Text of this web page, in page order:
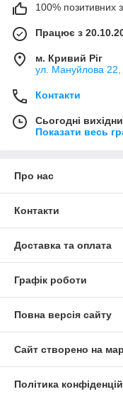
100% позитивних з
Працює з
м. Кривий Ріг
ул. Мануйлова 22,
Контакти
Сьогодні
Показати весь
Про нас
Контакти
Доставка та оплата
Графік роботи
Повна версія сайту
Сайт створено на
Політика